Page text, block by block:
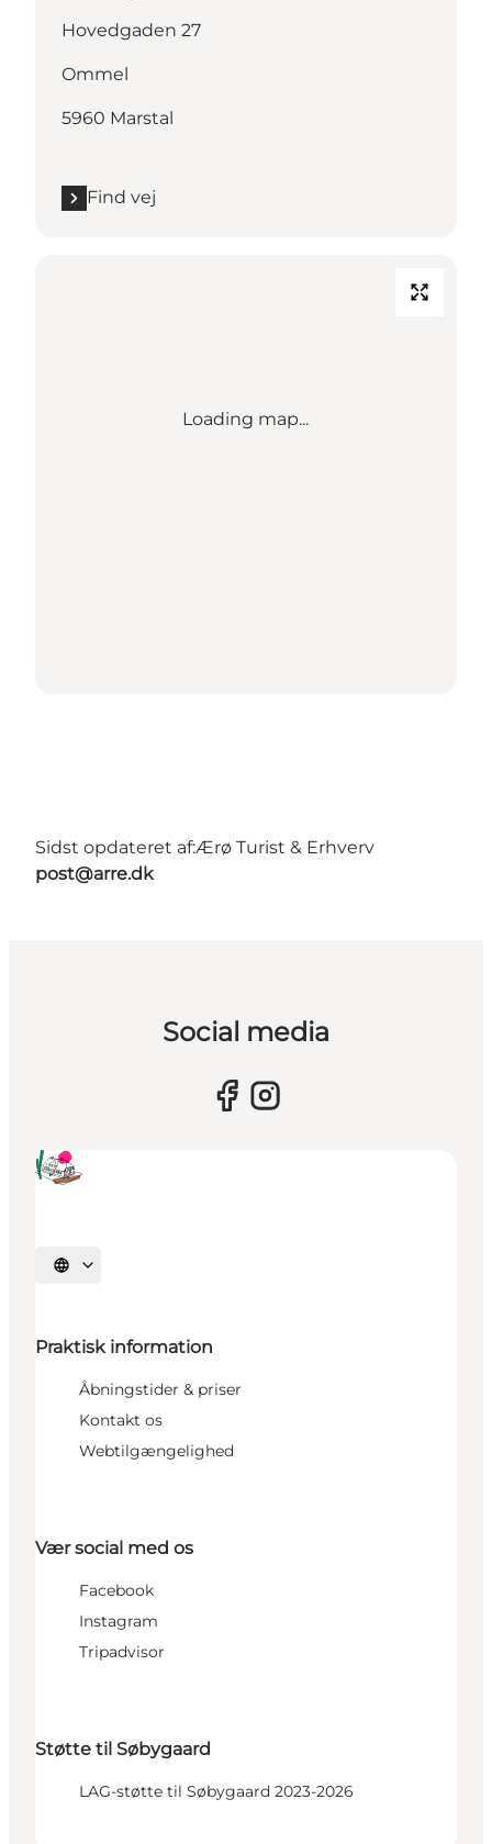
Hovedgaden 27
Ommel
5960 Marstal
Find vej
Loading map...
Sidst opdateret af:Ærø Turist & Erhverv
post@arre.dk
Social media
Vælg sprog
Praktisk information
Åbningstider & priser
Kontakt os
Webtilgængelighed
Vær social med os
Facebook
Instagram
Tripadvisor
Støtte til Søbygaard
LAG-støtte til Søbygaard 2023-2026